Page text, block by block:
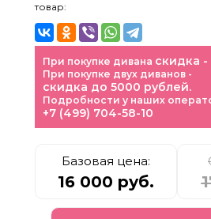
товар:
При покупке дивана скидка -
При покупке двух диванов -
скидка до 5000 рублей.
Подробности у наших
+7 (499) 704-58-10
Базовая цена:
16 000 руб.